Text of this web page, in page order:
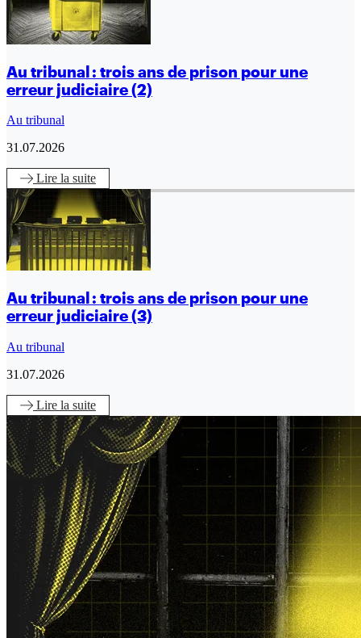
Au tribunal : trois ans de prison pour une
erreur judiciaire (2)
Au tribunal
31.07.2026
Lire la suite
Au tribunal : trois ans de prison pour une
erreur judiciaire (3)
Au tribunal
31.07.2026
Lire la suite